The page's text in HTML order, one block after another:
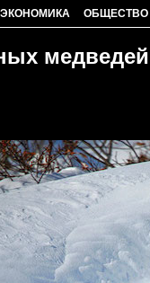
ЭКОНОМИКА ОБЩЕСТВО